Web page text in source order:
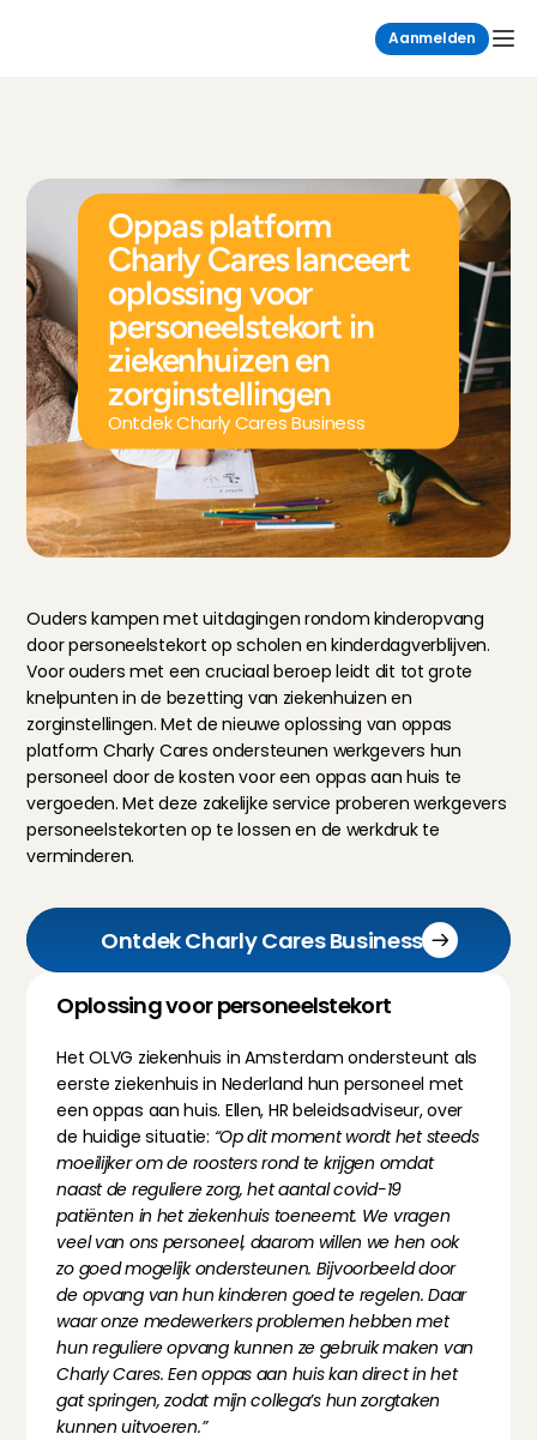
Aanmelden
Oppas platform
Charly Cares lanceert
oplossing voor
personeelstekort in
ziekenhuizen en
zorginstellingen
Ontdek Charly Cares Business
Ouders kampen met uitdagingen rondom kinderopvang
door personeelstekort op scholen en kinderdagverblijven.
Voor ouders met een cruciaal beroep leidt dit tot grote
knelpunten in de bezetting van ziekenhuizen en
zorginstellingen. Met de nieuwe oplossing van oppas
platform Charly Cares ondersteunen werkgevers hun
personeel door de kosten voor een oppas aan huis te
vergoeden. Met deze zakelijke service proberen werkgevers
personeelstekorten op te lossen en de werkdruk te
verminderen.
Ontdek Charly Cares Business
Oplossing voor personeelstekort
Het OLVG ziekenhuis in Amsterdam ondersteunt als
eerste ziekenhuis in Nederland hun personeel met
een oppas aan huis. Ellen, HR beleidsadviseur, over
de huidige situatie: “Op dit moment wordt het steeds
moeilijker om de roosters rond te krijgen omdat
naast de reguliere zorg, het aantal covid-19
patiënten in het ziekenhuis toeneemt. We vragen
veel van ons personeel, daarom willen we hen ook
zo goed mogelijk ondersteunen. Bijvoorbeeld door
de opvang van hun kinderen goed te regelen. Daar
waar onze medewerkers problemen hebben met
hun reguliere opvang kunnen ze gebruik maken van
Charly Cares. Een oppas aan huis kan direct in het
gat springen, zodat mijn collega’s hun zorgtaken
kunnen uitvoeren.”